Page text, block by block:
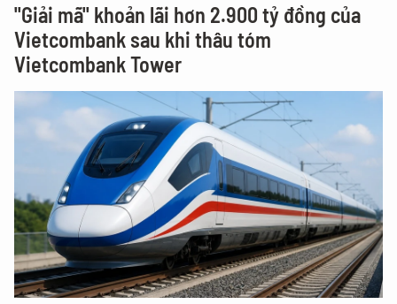
"Giải mã" khoản lãi hơn 2.900 tỷ đồng của
Vietcombank sau khi thâu tóm
Vietcombank Tower